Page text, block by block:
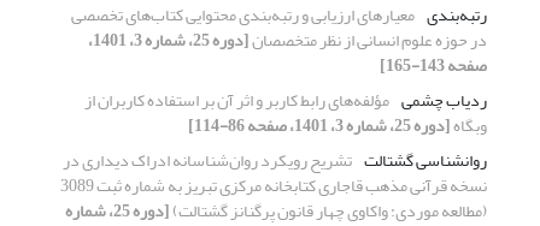
رتبه‌بندی معیارهای ارزیابی و رتبه‌بندی محتوایی کتاب‌های تخصصی
در حوزه‌ علوم انسانی از نظر متخصصان [دوره 25، شماره 3، 1401،
صفحه 143-165]
ردیاب چشمی مؤلفه‌های رابط کاربر و اثر آن بر استفاده کاربران از
وبگاه[دوره 25، شماره 3، 1401، صفحه 86-114]
روانشناسی گشتالت تشریح رویکرد روان‌شناسانه ادراک دیداری در
نسخه قرآنی مذهب قاجاری کتابخانه مرکزی تبریز به شماره ثبت 3089
(مطالعه موردی: واکاوی چهار قانون پرگنانز گشتالت) [دوره 25، شماره